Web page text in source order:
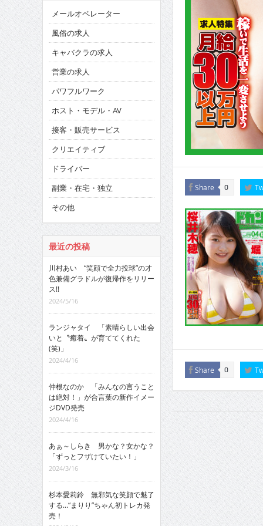
Share 0
Share 0
メールオペレーター
風俗の求人
キャバクラの求人
営業の求人
パワフルワーク
ホスト・モデル・AV
接客・販売サービス
クリエイティブ
ドライバー
副業・在宅・独立
その他
最近の投稿
川村あい “笑顔で全力投球”の才
色兼備グラドルが復帰作をリリー
ス!!
2024/5/16
ランジャタイ 「素晴らしい出会
いと〝癒着〟が育ててくれた
(笑)」
2024/4/16
仲根なのか 「みんなの言うこと
は絶対！」が合言葉の新作イメー
ジDVD発売
2024/4/16
あぁ～しらき 男かな？女かな？
「ずっとフザけていたい！」
2024/3/16
杉本愛莉鈴 無邪気な笑顔で魅了
する…“まりり”ちゃん初トレカ発
売！